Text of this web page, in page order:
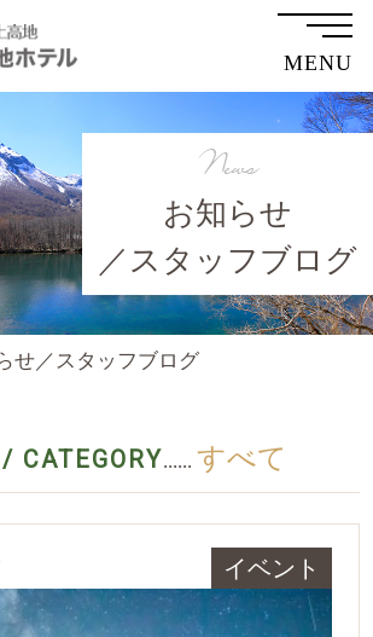
MENU
お知らせ
／スタッフブログ
News
せ／スタッフブログ
/ CATEGORY...... すべて
イベント